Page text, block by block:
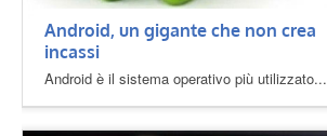
Android, un gigante che non crea
incassi
Android è il sistema operativo più utilizzato...